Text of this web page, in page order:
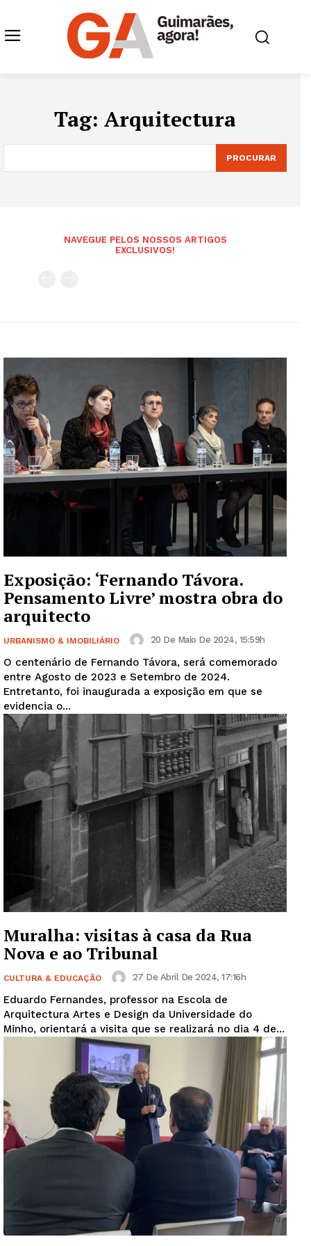
Tag: Arquitectura
PROCURAR
NAVEGUE PELOS NOSSOS ARTIGOS
EXCLUSIVOS!
Exposição: ‘Fernando Távora.
Pensamento Livre’ mostra obra do
arquitecto
URBANISMO & IMOBILIÁRIO 20 De Maio De 2024, 15:59h
O centenário de Fernando Távora, será comemorado
entre Agosto de 2023 e Setembro de 2024.
Entretanto, foi inaugurada a exposição em que se
evidencia o...
Muralha: visitas à casa da Rua
Nova e ao Tribunal
CULTURA & EDUCAÇÃO 27 De Abril De 2024, 17:16h
Eduardo Fernandes, professor na Escola de
Arquitectura Artes e Design da Universidade do
Minho, orientará a visita que se realizará no dia 4 de...